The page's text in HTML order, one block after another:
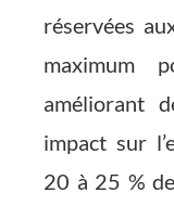
réservées
maximum
améliorant
impact sur
20 à 25 %